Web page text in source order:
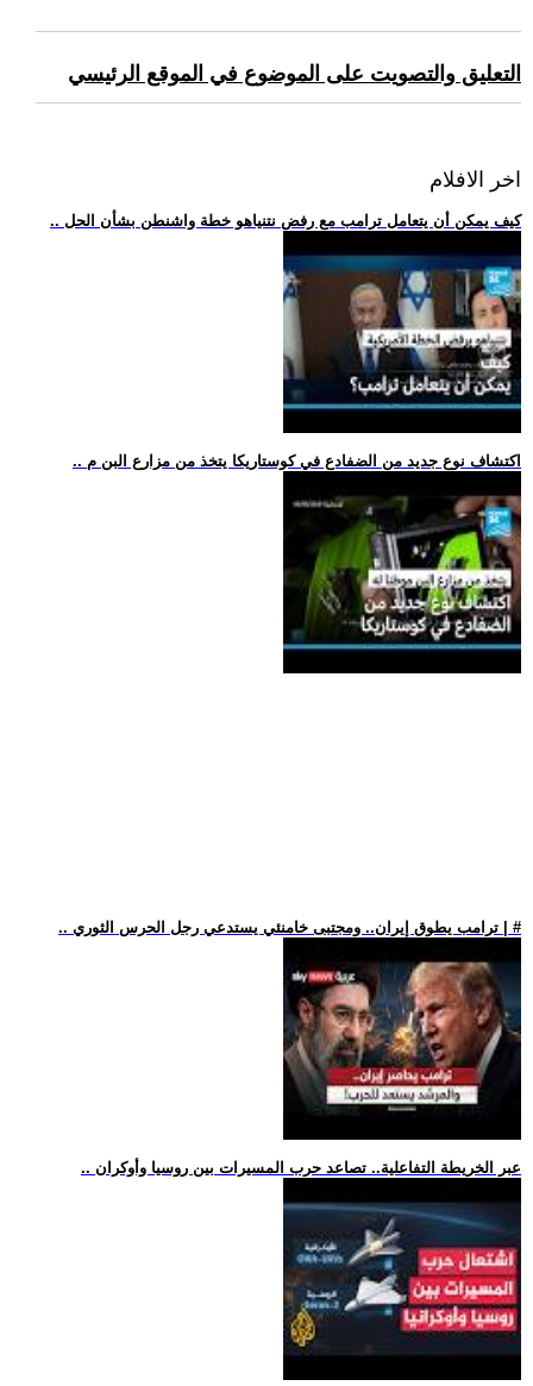
التعليق والتصويت على الموضوع في الموقع الرئيسي
اخر الافلام
.. كيف يمكن أن يتعامل ترامب مع رفض نتنياهو خطة واشنطن بشأن الحل
.. اكتشاف نوع جديد من الضفادع في كوستاريكا يتخذ من مزارع البن م
.. ترامب يطوق إيران.. ومجتبى خامنئي يستدعي رجل الحرس الثوري | #
.. عبر الخريطة التفاعلية.. تصاعد حرب المسيرات بين روسيا وأوكران